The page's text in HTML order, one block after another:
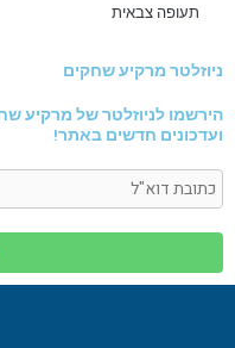
תעופה צבאית
ניוזלטר מרקיע שחקים
הירשמו לניוזלטר של מרקיע
ועדכונים חדשים באתר!